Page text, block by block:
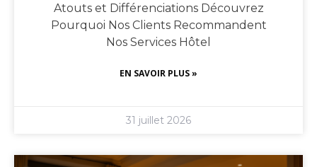
Atouts et Différenciations Découvrez
Pourquoi Nos Clients Recommandent
Nos Services Hôtel
EN SAVOIR PLUS »
31 juillet 2026